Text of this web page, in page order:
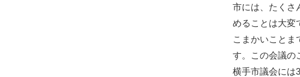
市には、たくさ
めることは大変
こまかいことま
す。この会議の
横手市議会には